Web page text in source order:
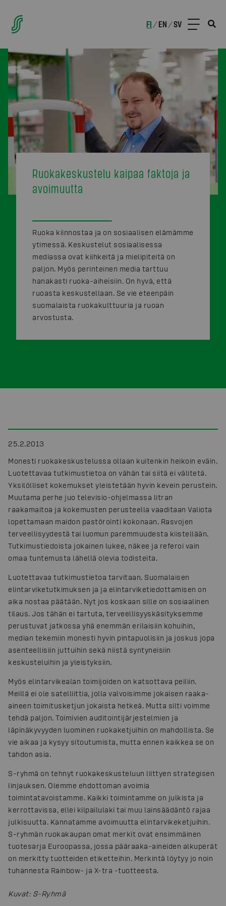
FI /EN /SV
Ruokakeskustelu kaipaa faktoja ja
avoimuutta
Ruoka kiinnostaa ja on sosiaalisen elämämme
ytimessä. Keskustelut sosiaalisessa
mediassa ovat kiihkeitä ja mielipiteitä on
paljon. Myös perinteinen media tarttuu
hanakasti ruoka-aiheisiin. On hyvä, että
ruoasta keskustellaan. Se vie eteenpäin
suomalaista ruokakulttuuria ja ruoan
arvostusta.
25.2.2013
Monesti ruokakeskustelussa ollaan kuitenkin heikoin eväin.
Luotettavaa tutkimustietoa on vähän tai siitä ei välitetä.
Yksilölliset kokemukset yleistetään hyvin kevein perustein.
Muutama perhe juo televisio-ohjelmassa litran
raakamaitoa ja kokemusten perusteella vaaditaan Valiota
lopettamaan maidon pastörointi kokonaan. Rasvojen
terveellisyydestä tai luomun paremmuudesta kiistellään.
Tutkimustiedoista jokainen lukee, näkee ja referoi vain
omaa tuntemusta lähellä olevia todisteita.
Luotettavaa tutkimustietoa tarvitaan. Suomalaisen
elintarviketutkimuksen ja ja elintarviketiedottamisen on
aika nostaa päätään. Nyt jos koskaan sille on sosiaalinen
tilaus. Jos tähän ei tartuta, terveellisyyskäsityksemme
perustuvat jatkossa yhä enemmän erilaisiin kohuihin,
median tekemiin monesti hyvin pintapuolisiin ja joskus jopa
asenteellisiin juttuihin sekä niistä syntyneisiin
keskusteluihin ja yleistyksiin.
Myös elintarvikealan toimijoiden on katsottava peiliin.
Meillä ei ole satelliittia, jolla valvoisimme jokaisen raaka-
aineen toimitusketjun jokaista hetkeä. Mutta silti voimme
tehdä paljon. Toimivien auditointijärjestelmien ja
läpinäkyvyyden luominen ruokaketjuihin on mahdollista. Se
vie aikaa ja kysyy sitoutumista, mutta ennen kaikkea se on
tahdon asia.
S-ryhmä on tehnyt ruokakeskusteluun liittyen strategisen
linjauksen. Olemme ehdottoman avoimia
toimintatavoistamme. Kaikki toimintamme on julkista ja
kerrottavissa, ellei kilpailulaki tai muu lainsäädäntö rajaa
julkisuutta. Kannatamme avoimuutta elintarvikeketjuihin.
S-ryhmän ruokakaupan omat merkit ovat ensimmäinen
tuotesarja Euroopassa, jossa pääraaka-aineiden alkuperät
on merkitty tuotteiden etiketteihin. Merkintä löytyy jo noin
tuhannesta Rainbow- ja X-tra -tuotteesta.
Kuvat: S-Ryhmä